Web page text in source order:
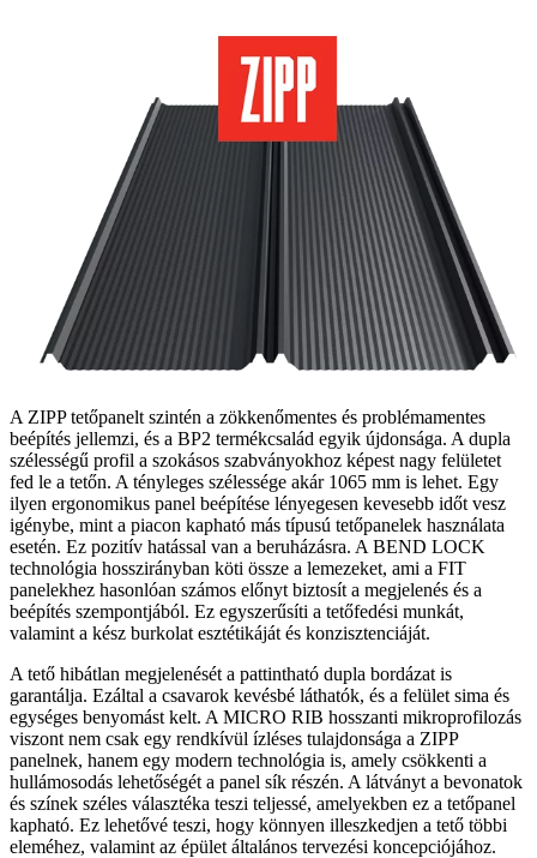
A ZIPP tetőpanelt szintén a zökkenőmentes és problémamentes
beépítés jellemzi, és a BP2 termékcsalád egyik újdonsága. A dupla
szélességű profil a szokásos szabványokhoz képest nagy felületet
fed le a tetőn. A tényleges szélessége akár 1065 mm is lehet. Egy
ilyen ergonomikus panel beépítése lényegesen kevesebb időt vesz
igénybe, mint a piacon kapható más típusú tetőpanelek használata
esetén. Ez pozitív hatással van a beruházásra. A BEND LOCK
technológia hosszirányban köti össze a lemezeket, ami a FIT
panelekhez hasonlóan számos előnyt biztosít a megjelenés és a
beépítés szempontjából. Ez egyszerűsíti a tetőfedési munkát,
valamint a kész burkolat esztétikáját és konzisztenciáját.
A tető hibátlan megjelenését a pattintható dupla bordázat is
garantálja. Ezáltal a csavarok kevésbé láthatók, és a felület sima és
egységes benyomást kelt. A MICRO RIB hosszanti mikroprofilozás
viszont nem csak egy rendkívül ízléses tulajdonsága a ZIPP
panelnek, hanem egy modern technológia is, amely csökkenti a
hullámosodás lehetőségét a panel sík részén. A látványt a bevonatok
és színek széles választéka teszi teljessé, amelyekben ez a tetőpanel
kapható. Ez lehetővé teszi, hogy könnyen illeszkedjen a tető többi
eleméhez, valamint az épület általános tervezési koncepciójához.